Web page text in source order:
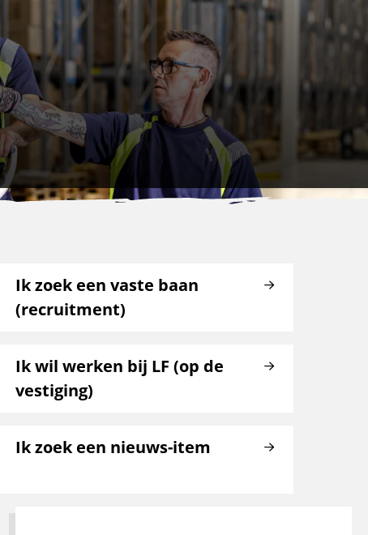
Ik zoek een vaste baan
(recruitment)
Ik wil werken bij LF (op de
vestiging)
Ik zoek een nieuws-item